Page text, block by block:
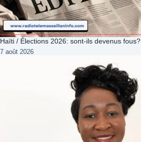
Haïti / Élections 2026: sont-ils devenus fous?
7 août 2026